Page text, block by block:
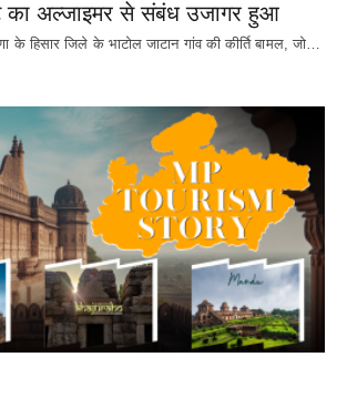
का अल्जाइमर से संबंध उजागर हुआ
के हिसार जिले के भाटोल जाटान गांव की कीर्ति बामल, जो…